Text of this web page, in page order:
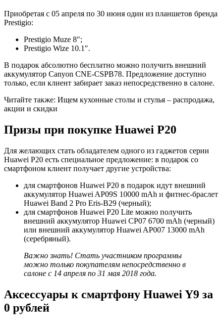
Приобретая с 05 апреля по 30 июня один из планшетов бренда
Prestigio:
Prestigio Muze 8″;
Prestigio Wize 10.1″.
В подарок абсолютно бесплатно можно получить внешний
аккумулятор Canyon CNE-CSPB78. Предложение доступно
только, если клиент забирает заказ непосредственно в салоне.
Читайте также: Ищем кухонные столы и стулья – распродажа,
акции и скидки
Призы при покупке Huawei P20
Для желающих стать обладателем одного из гаджетов серии
Huawei P20 есть специальное предложение: в подарок со
смартфоном клиент получает другие устройства:
для смартфонов Huawei P20 в подарок идут внешний
аккумулятор Huawei AP09S 10000 mAh и фитнес-браслет
Huawei Band 2 Pro Eris-B29 (черный);
для смартфонов Huawei P20 Lite можно получить
внешний аккумулятор Huawei CP07 6700 mAh (черный)
или внешний аккумулятор Huawei AP007 13000 mAh
(серебряный).
Важно знать! Стать участником программы
можно только покупателям непосредственно в
салоне с 14 апреля по 31 мая 2018 года.
Аксессуары к смартфону Huawei Y9 за
0 рублей